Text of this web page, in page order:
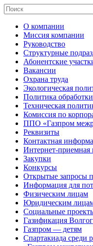
О компании
Миссия компании
Руководство
Структурные
Абонентские
Вакансии
Охрана труда
Экологическая
Политика
Техническая
Комиссия по
ППО «Газпром
Реквизиты
Контактная
Интернет-приемная
Закупки
Конкурсы
Открытые запросы
Информация для
Физическим лицам
Юридическим
Социальные
Газификация
Газпром — детям
Спартакиада